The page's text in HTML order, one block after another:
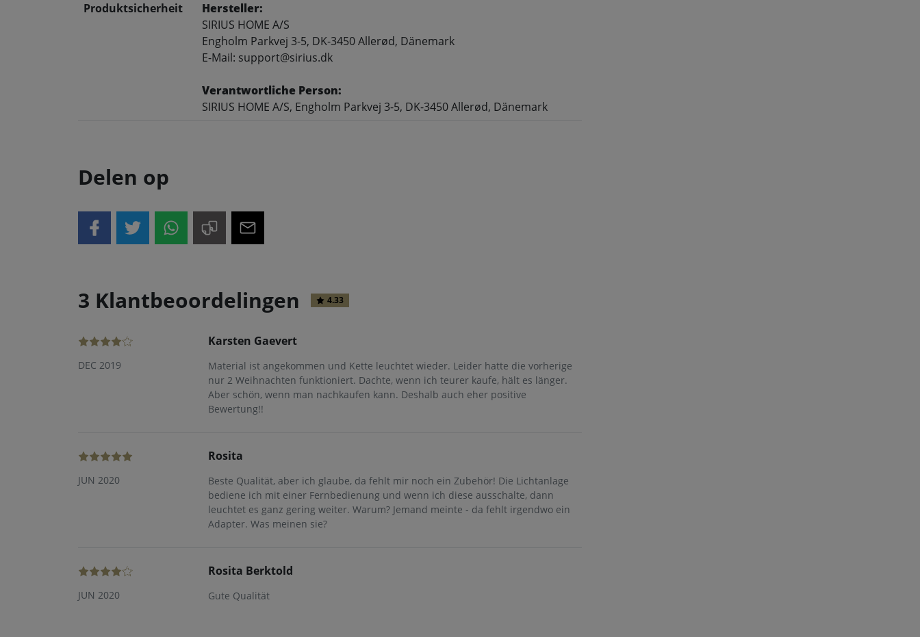
Produktsicherheit
Hersteller:
SIRIUS HOME A/S
Engholm Parkvej 3-5, DK-3450 Allerød, Dänemark
E-Mail: support@sirius.dk
Verantwortliche Person:
SIRIUS HOME A/S, Engholm Parkvej 3-5, DK-3450 Allerød, Dänemark
Delen op
3 Klantbeoordelingen 4.33
DEC 2019
Karsten Gaevert
Material ist angekommen und Kette leuchtet wieder. Leider hatte die vorherige
nur 2 Weihnachten funktioniert. Dachte, wenn ich teurer kaufe, hält es länger.
Aber schön, wenn man nachkaufen kann. Deshalb auch eher positive
Bewertung!!
JUN 2020
Rosita
Beste Qualität, aber ich glaube, da fehlt mir noch ein Zubehör! Die Lichtanlage
bediene ich mit einer Fernbedienung und wenn ich diese ausschalte, dann
leuchtet es ganz gering weiter. Warum? Jemand meinte - da fehlt irgendwo ein
Adapter. Was meinen sie?
JUN 2020
Rosita Berktold
Gute Qualität